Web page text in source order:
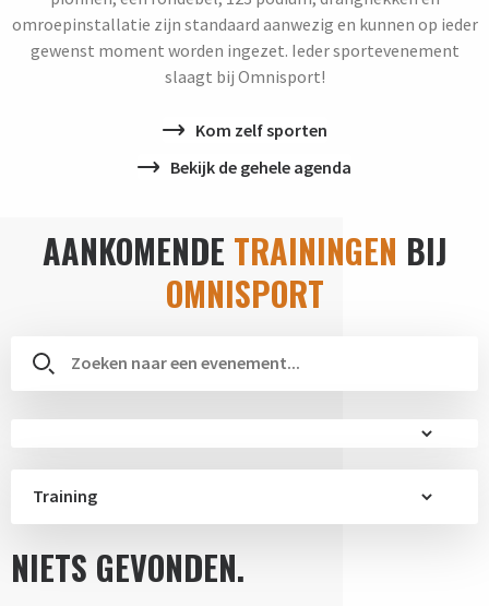
omroepinstallatie zijn standaard aanwezig en kunnen op ieder
gewenst moment worden ingezet. Ieder sportevenement
slaagt bij Omnisport!
Kom zelf sporten
Bekijk de gehele agenda
AANKOMENDE TRAININGEN BIJ
OMNISPORT
Training
NIETS GEVONDEN.